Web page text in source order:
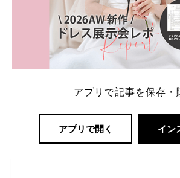
アプリで記事を保存・
アプリで開く イン